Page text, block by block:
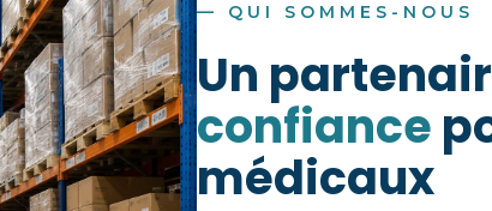
— QUI SOMMES-NOUS
Un
confiance
médicaux